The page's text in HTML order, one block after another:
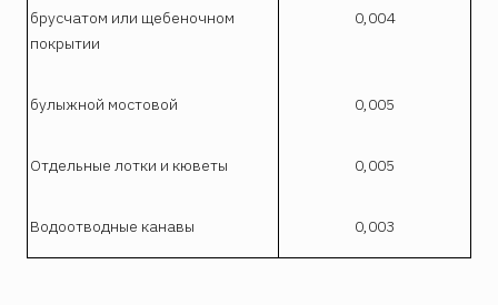
брусчатом или щебеночном
покрытии
0,004
булыжной мостовой 0,005
Отдельные лотки и кюветы 0,005
Водоотводные канавы 0,003